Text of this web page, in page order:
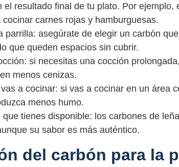
el resultado final de tu plato. Por ejemplo,
carnes rojas y hamburguesas.
parrilla: asegúrate de elegir un carbón
que queden espacios sin cubrir.
si necesitas una cocción
menos cenizas.
a cocinar: si vas a cocinar en un área
menos humo.
que tienes disponible: los carbones de
su sabor es más auténtico.
del carbón para la